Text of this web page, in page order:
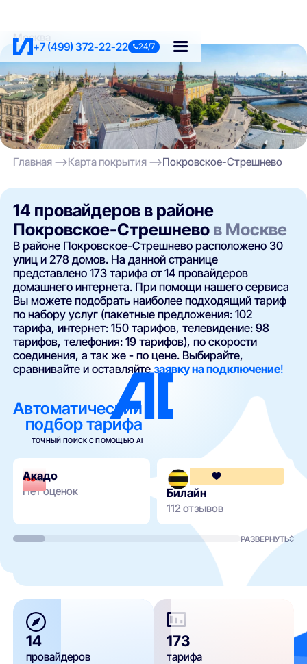
+7 (499) 372-22-22 24/7
Москва
Главная Карта покрытия Покровское-Стрешнево
14 провайдеров в районе
Покровское-Стрешнево в Москве
В районе Покровское-Стрешнево расположено 30
улиц и 278 домов. На данной странице
представлено 173 тарифа от 14 провайдеров
домашнего интернета. При помощи нашего сервиса
Вы можете подобрать наиболее подходящий тариф
по набору услуг (пакетные предложения: 102
тарифа, интернет: 150 тарифов, телевидение: 98
тарифов, телефония: 19 тарифов), по скорости
соединения, а так же - по цене. Выбирайте,
сравнивайте и оставляйтезаявку на подключение!
Автоматический
подбор тарифа
ТОЧНЫЙ ПОИСК С ПОМОЩЬЮ AI
Акадо
Нет оценок Билайн
112 отзывов
РАЗВЕРНУТЬ
14
провайдеров
173
тарифа